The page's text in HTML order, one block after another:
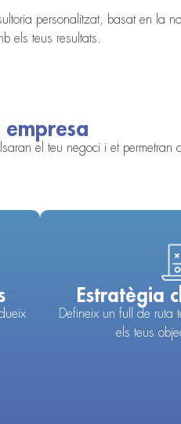
personalitzat, basat en la
els teus resultats.
el teu negoci i et permetran
Estratègia
Defineix un full de ruta
els teus